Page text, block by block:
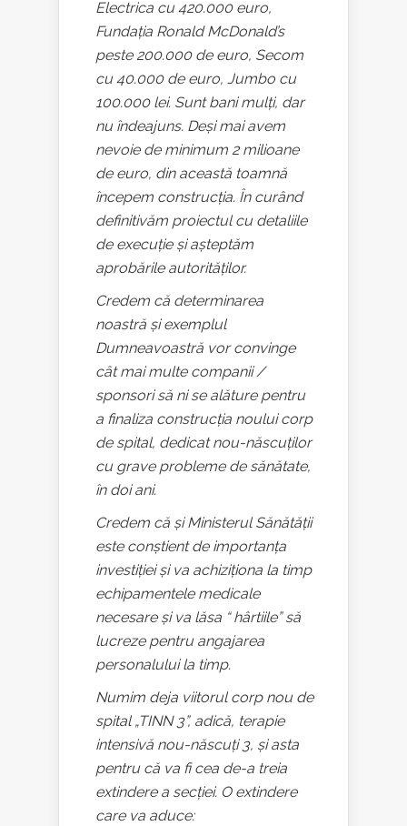
Electrica cu 420.000 euro,
Fundația Ronald McDonald’s
peste 200.000 de euro, Secom
cu 40.000 de euro, Jumbo cu
100.000 lei. Sunt bani mulți, dar
nu îndeajuns. Deși mai avem
nevoie de minimum 2 milioane
de euro, din această toamnă
începem construcția. În curând
definitivăm proiectul cu detaliile
de execuție și așteptăm
aprobările autorităților.
Credem că determinarea
noastră și exemplul
Dumneavoastră vor convinge
cât mai multe companii /
sponsori să ni se alăture pentru
a finaliza construcția noului corp
de spital, dedicat nou-născuților
cu grave probleme de sănătate,
în doi ani.
Credem că și Ministerul Sănătății
este conștient de importanța
investiției și va achiziționa la timp
echipamentele medicale
necesare și va lăsa “ hârtiile” să
lucreze pentru angajarea
personalului la timp.
Numim deja viitorul corp nou de
spital „TINN 3”, adică, terapie
intensivă nou-născuți 3, și asta
pentru că va fi cea de-a treia
extindere a secției. O extindere
care va aduce: